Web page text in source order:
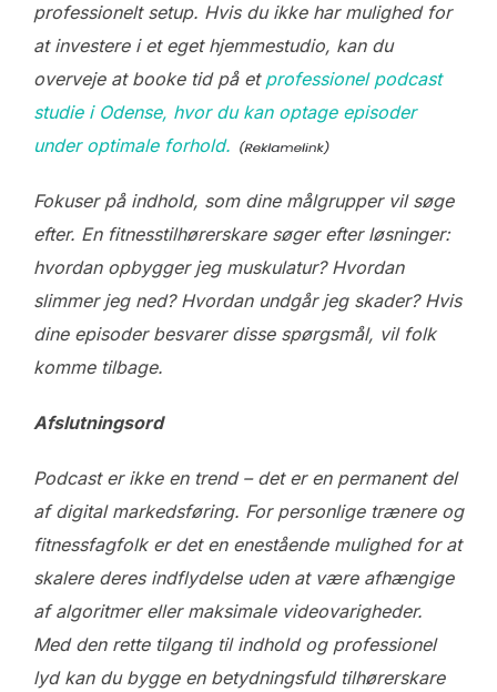
professionelt setup. Hvis du ikke har mulighed for
at investere i et eget hjemmestudio, kan du
overveje at booke tid på et professionel podcast
studie i Odense, hvor du kan optage episoder
under optimale forhold.
Fokuser på indhold, som dine målgrupper vil søge
efter. En fitnesstilhørerskare søger efter løsninger:
hvordan opbygger jeg muskulatur? Hvordan
slimmer jeg ned? Hvordan undgår jeg skader? Hvis
dine episoder besvarer disse spørgsmål, vil folk
komme tilbage.
Afslutningsord
Podcast er ikke en trend – det er en permanent del
af digital markedsføring. For personlige trænere og
fitnessfagfolk er det en enestående mulighed for at
skalere deres indflydelse uden at være afhængige
af algoritmer eller maksimale videovarigheder.
Med den rette tilgang til indhold og professionel
lyd kan du bygge en betydningsfuld tilhørerskare